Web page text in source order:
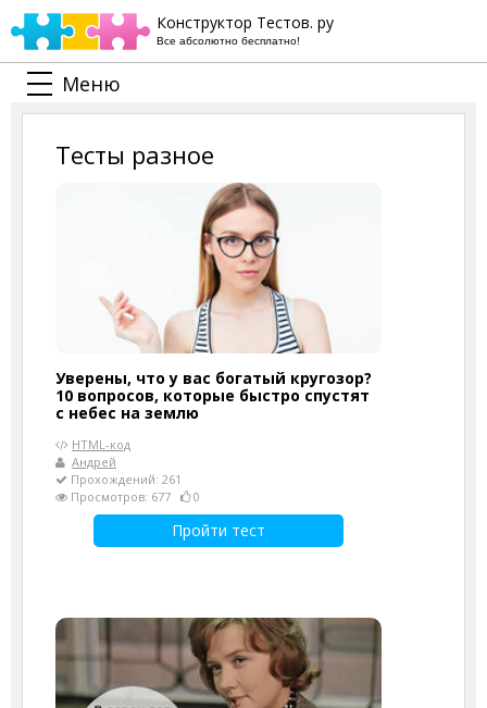
Конструктор Тестов. ру
Все абсолютно бесплатно!
Меню
Тесты разное
Уверены, что у вас богатый кругозор?
10 вопросов, которые быстро спустят
с небес на землю
HTML-код
Андрей
Прохождений: 261
Просмотров: 677
0
Пройти тест